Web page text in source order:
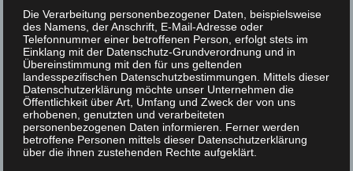
Die Verarbeitung personenbezogener Daten, beispielsweise
des Namens, der Anschrift, E-Mail-Adresse oder
Telefonnummer einer betroffenen Person, erfolgt stets im
Einklang mit der Datenschutz-Grundverordnung und in
Übereinstimmung mit den für uns geltenden
landesspezifischen Datenschutzbestimmungen. Mittels dieser
Datenschutzerklärung möchte unser Unternehmen die
Öffentlichkeit über Art, Umfang und Zweck der von uns
erhobenen, genutzten und verarbeiteten
personenbezogenen Daten informieren. Ferner werden
betroffene Personen mittels dieser Datenschutzerklärung
über die ihnen zustehenden Rechte aufgeklärt.